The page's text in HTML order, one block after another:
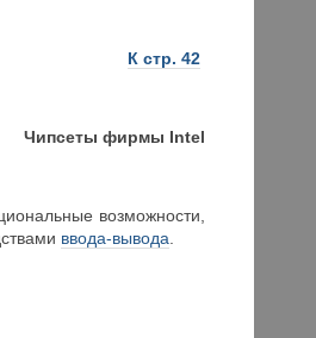
К стр. 42
Чипсеты фирмы Intel
возможности,
ввода-вывода